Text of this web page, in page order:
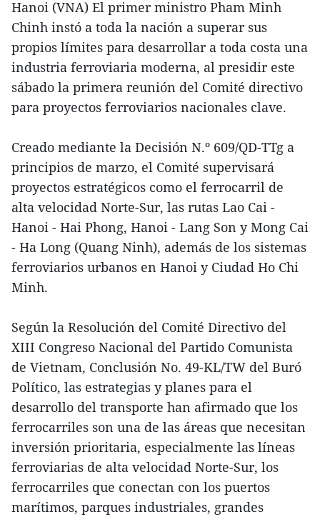
Hanoi (VNA) El primer ministro Pham Minh
Chinh instó a toda la nación a superar sus
propios límites para desarrollar a toda costa una
industria ferroviaria moderna, al presidir este
sábado la primera reunión del Comité directivo
para proyectos ferroviarios nacionales clave.
Creado mediante la Decisión N.º 609/QD-TTg a
principios de marzo, el Comité supervisará
proyectos estratégicos como el ferrocarril de
alta velocidad Norte-Sur, las rutas Lao Cai -
Hanoi - Hai Phong, Hanoi - Lang Son y Mong Cai
- Ha Long (Quang Ninh), además de los sistemas
ferroviarios urbanos en Hanoi y Ciudad Ho Chi
Minh.
Según la Resolución del Comité Directivo del
XIII Congreso Nacional del Partido Comunista
de Vietnam, Conclusión No. 49-KL/TW del Buró
Político, las estrategias y planes para el
desarrollo del transporte han afirmado que los
ferrocarriles son una de las áreas que necesitan
inversión prioritaria, especialmente las líneas
ferroviarias de alta velocidad Norte-Sur, los
ferrocarriles que conectan con los puertos
marítimos, parques industriales, grandes